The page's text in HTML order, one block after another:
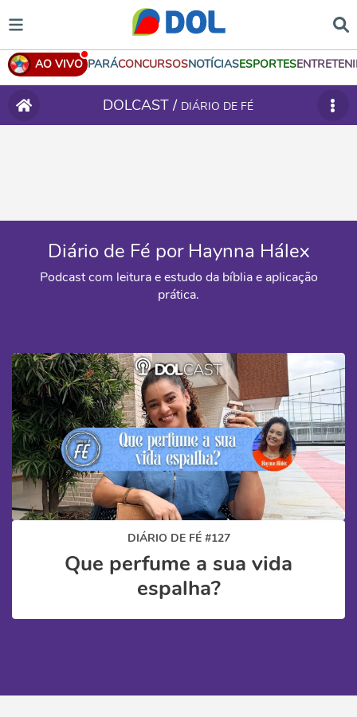
AO VIVO PARÁCONCURSOSNOTÍCIASESPORTES
DOLCAST / DIÁRIO DE FÉ
Diário de Fé por Haynna Hálex
Podcast com leitura e estudo da bíblia e aplicação
prática.
DIÁRIO DE FÉ #127
Que perfume a sua vida
espalha?